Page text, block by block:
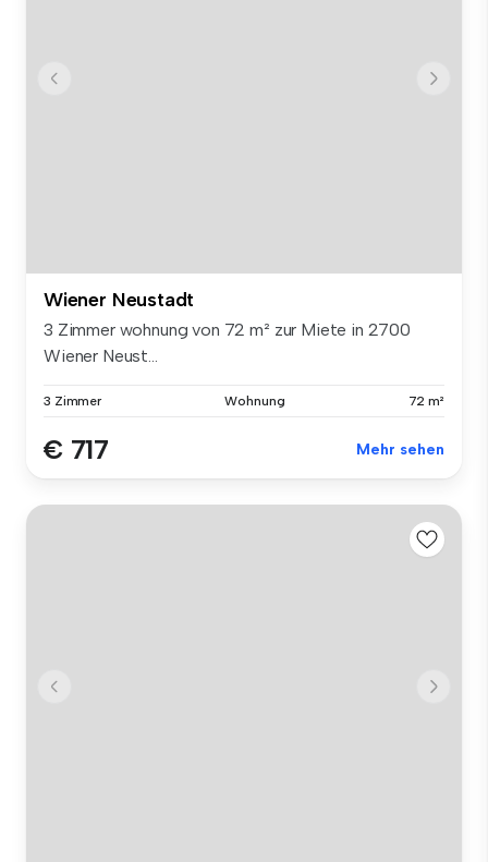
Wiener Neustadt
3 Zimmer wohnung von 72 m² zur Miete in 2700
Wiener Neust...
3 Zimmer Wohnung 72 m²
€ 717 Mehr sehen